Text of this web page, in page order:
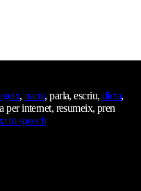
,narra, parla, escriu, dicta,
per internet, resumeix, pren
to speech